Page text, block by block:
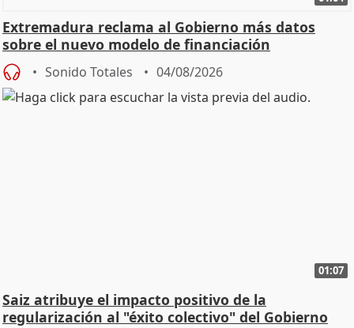
Extremadura reclama al Gobierno más datos
sobre el nuevo modelo de financiación
Sonido Totales 04/08/2026
01:07
Saiz atribuye el impacto positivo de la
regularización al "éxito colectivo" del Gobierno